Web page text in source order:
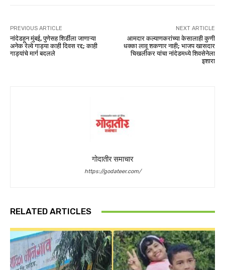
PREVIOUS ARTICLE
नांदेडहून मुंबई, पुणेसह शिर्डीला जाणाऱ्या
अनेक रेल्वे गाड्या काही दिवस रद्द; काही
गाड्यांचे मार्ग बदलले
NEXT ARTICLE
आमदार कल्याणकरांच्या केसालाही कुणी
धक्का लावू शकणार नाही; भाजप खासदार
चिखलीकर यांचा नांदेडमध्ये शिवसेनेला
इशारा
गोदातीर समाचार
https://godateer.com/
RELATED ARTICLES